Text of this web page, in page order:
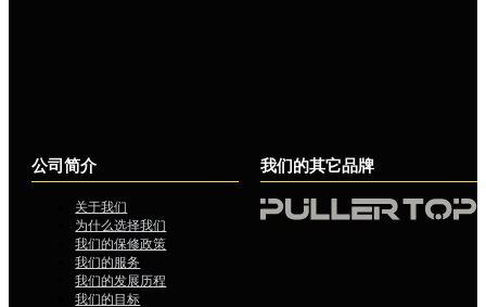
公司简介
关于我们
为什么选择我们
我们的保修政策
我们的服务
我们的发展历程
我们的目标
我们的其它品牌